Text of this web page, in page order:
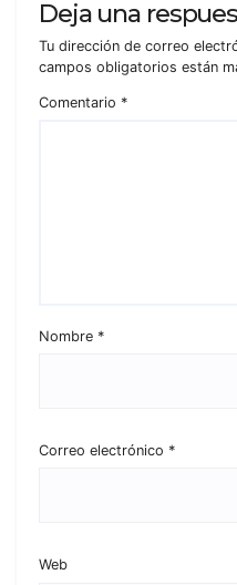
Deja una
Tu dirección de correo
campos obligatorios están
Comentario *
Nombre *
Correo electrónico *
Web